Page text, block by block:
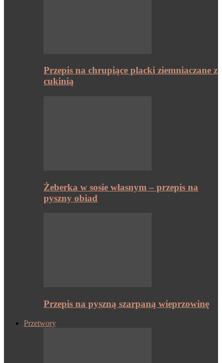
Przepis na chrupiące placki ziemniaczane z
cukinią
Żeberka w sosie własnym – przepis na
pyszny obiad
Przepis na pyszną szarpaną wieprzowinę
Przetwory